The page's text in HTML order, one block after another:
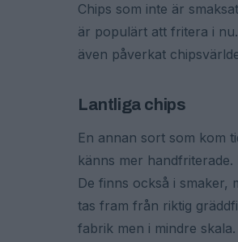
Chips som inte är
är populärt att fritera i
även påverkat
Lantliga chips
En annan sort som kom
känns mer
De finns också i smaker,
tas fram från riktig
fabrik men i mindre